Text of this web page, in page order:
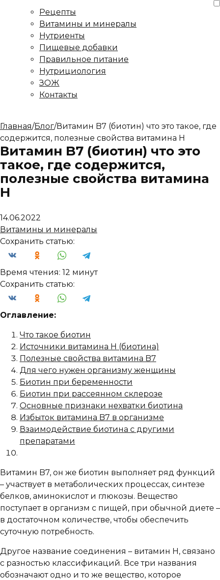
Рецепты
Витамины и минералы
Нутриенты
Пищевые добавки
Правильное питание
Нутрициология
ЗОЖ
Контакты
Главная/Блог/Витамин B7 (биотин) что это такое, где
содержится, полезные свойства витамина H
Витамин B7 (биотин) что это
такое, где содержится,
полезные свойства витамина
H
14.06.2022
Витамины и минералы
Сохранить статью:
Время чтения: 12 минут
Сохранить статью:
Оглавление:
Что такое биотин
Источники витамина H (биотина)
Полезные свойства витамина B7
Для чего нужен организму женщины
Биотин при беременности
Биотин при рассеянном склерозе
Основные признаки нехватки биотина
Избыток витамина B7 в организме
Взаимодействие биотина с другими
препаратами
Витамин B7, он же биотин выполняет ряд функций
– участвует в метаболических процессах, синтезе
белков, аминокислот и глюкозы. Вещество
поступает в организм с пищей, при обычной диете –
в достаточном количестве, чтобы обеспечить
суточную потребность.
Другое название соединения – витамин H, связано
с разностью классификаций. Все три названия
обозначают одно и то же вещество, которое